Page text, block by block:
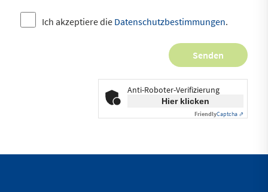
Ich akzeptiere die Datenschutzbestimmungen.
Anti-Roboter-Verifizierung
Hier klicken
FriendlyCaptcha ⇗